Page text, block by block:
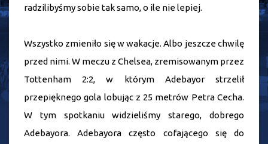
radzilibyśmy sobie tak samo, o ile nie lepiej.
Wszystko zmieniło się w wakacje. Albo jeszcze chwilę
przed nimi. W meczu z Chelsea, zremisowanym przez
Tottenham 2:2, w którym Adebayor strzelił
przepięknego gola lobując z 25 metrów Petra Cecha.
W tym spotkaniu widzieliśmy starego, dobrego
Adebayora. Adebayora często cofającego się do